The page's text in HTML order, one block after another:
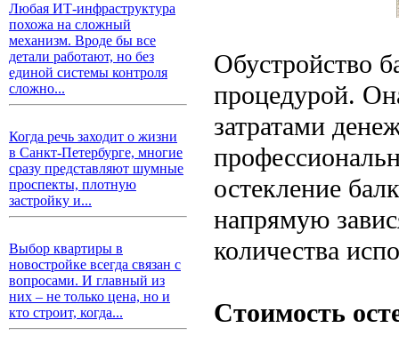
Любая ИТ-инфраструктура
похожа на сложный
механизм. Вроде бы все
детали работают, но без
единой системы контроля
сложно...
Когда речь заходит о жизни
в Санкт-Петербурге, многие
сразу представляют шумные
проспекты, плотную
застройку и...
Выбор квартиры в
новостройке всегда связан с
вопросами. И главный из
них – не только цена, но и
кто строит, когда...
Обустройство
процедурой.
затратами
остекление
напрямую
количества
Стоимость